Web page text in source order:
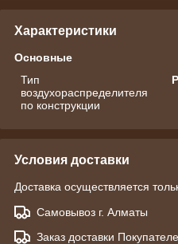
Характеристики
Основные
Тип
воздухораспределителя
по конструкции
Условия доставки
Доставка осуществляется
Самовывоз г. Алматы
Заказ доставки